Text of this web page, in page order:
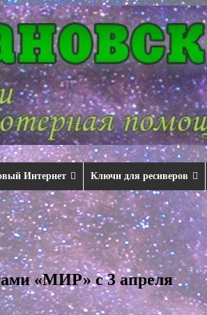
Интернет Ключи для ресиверов
«МИР» с 3 апреля